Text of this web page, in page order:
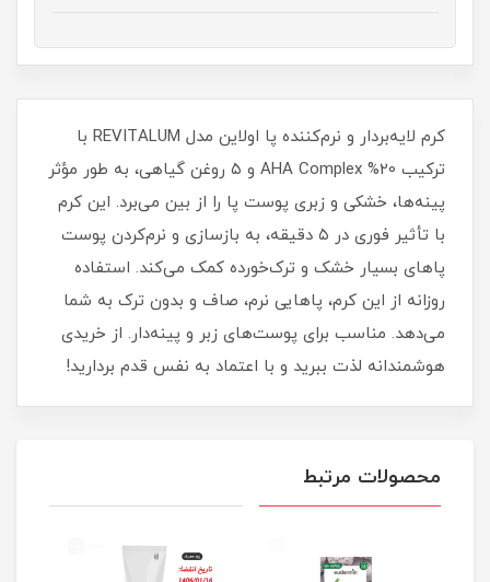
کرم لایه‌بردار و نرم‌کننده پا اولاین مدل REVITALUM با
ترکیب 20% AHA Complex و ۵ روغن گیاهی، به طور مؤثر
پینه‌ها، خشکی و زبری پوست پا را از بین می‌برد. این کرم
با تأثیر فوری در ۵ دقیقه، به بازسازی و نرم‌کردن پوست
پاهای بسیار خشک و ترک‌خورده کمک می‌کند. استفاده
روزانه از این کرم، پاهایی نرم، صاف و بدون ترک به شما
می‌دهد. مناسب برای پوست‌های زبر و پینه‌دار. از خریدی
هوشمندانه لذت ببرید و با اعتماد به نفس قدم بردارید!
محصولات مرتبط